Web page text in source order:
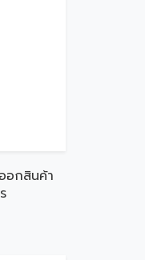
อกสินค้า